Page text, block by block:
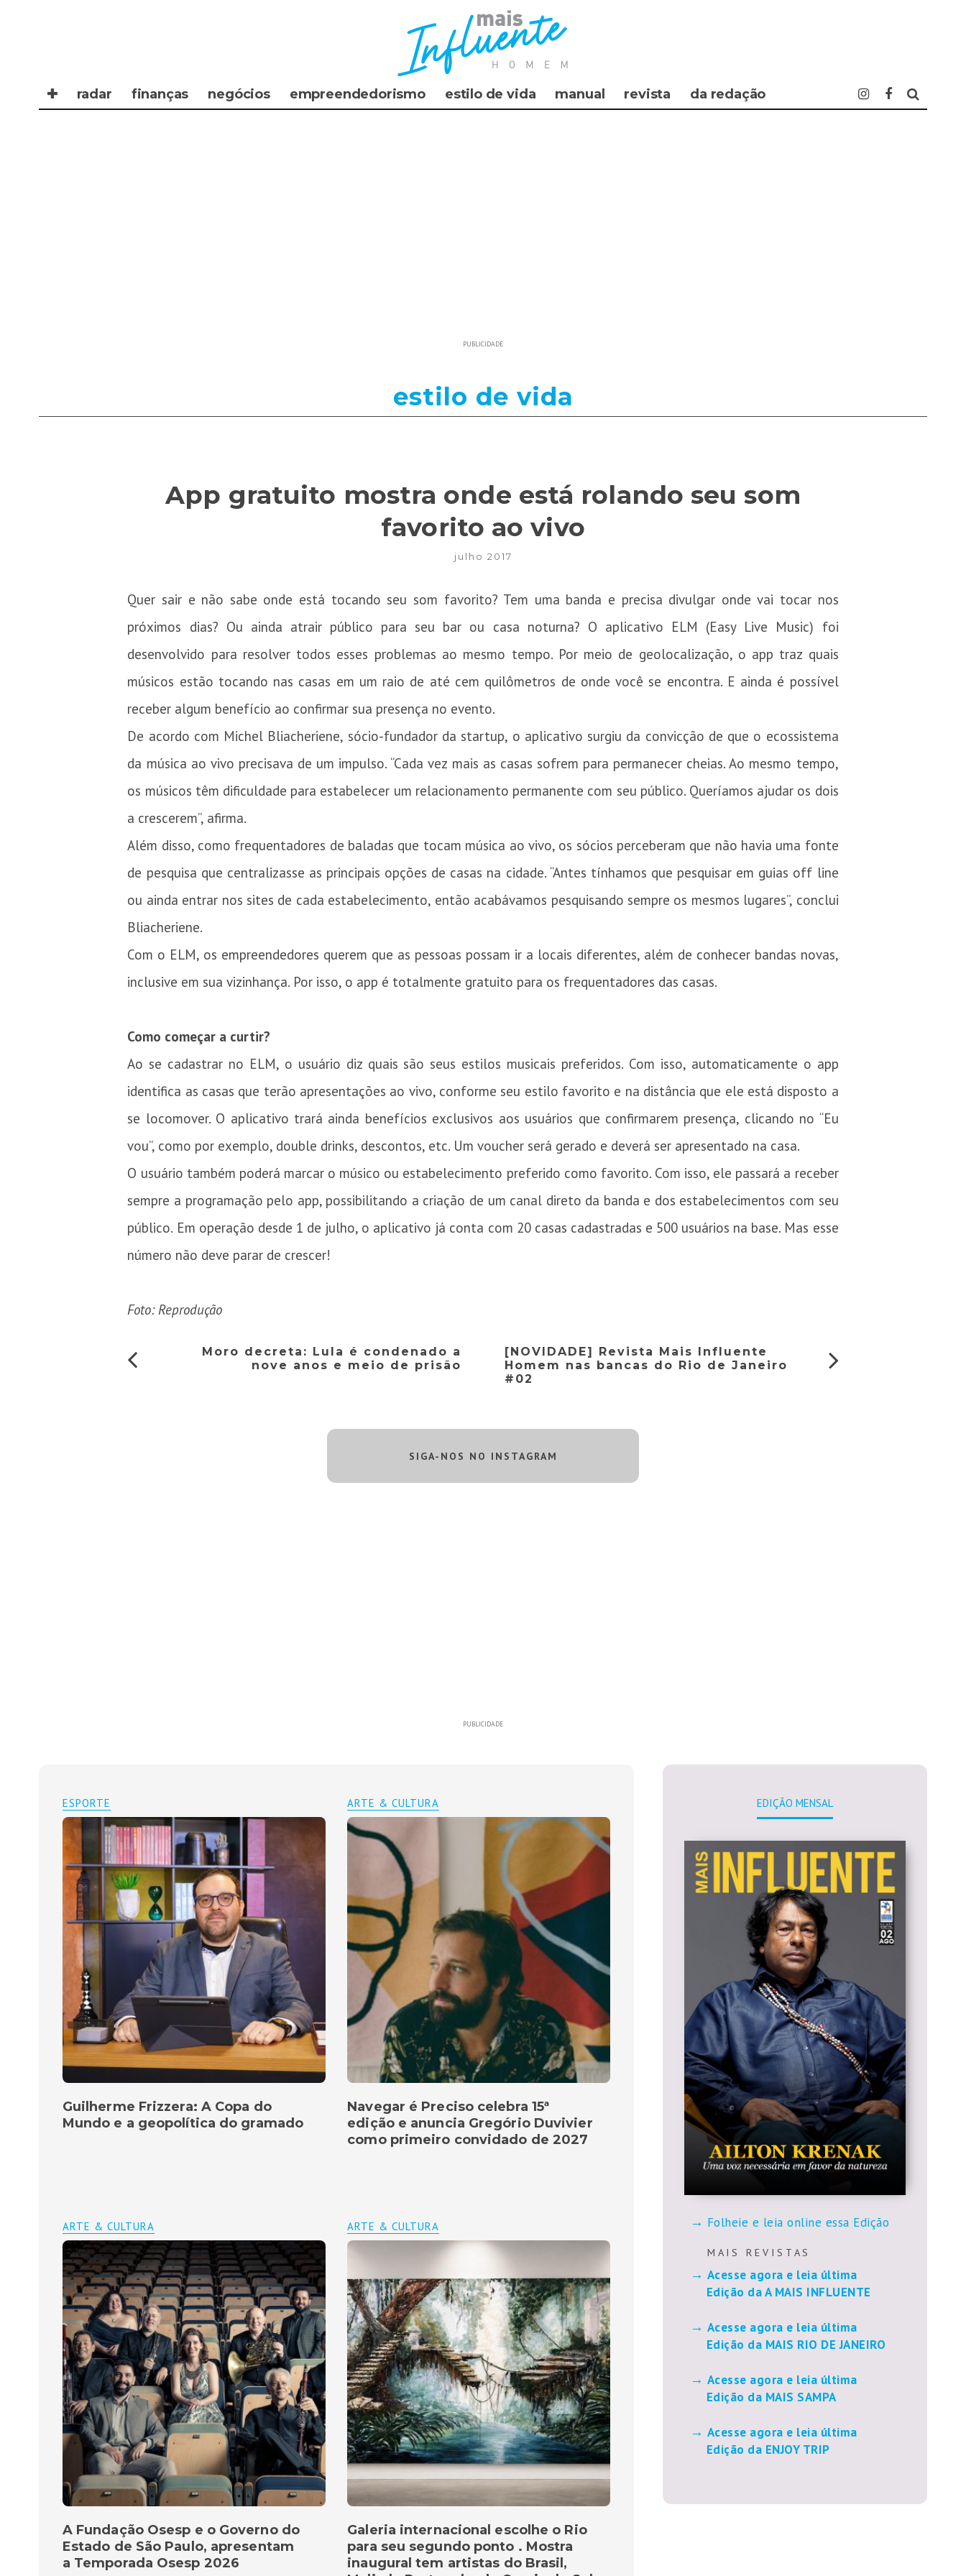
✚ radar finanças negócios empreendedorismo estilo de vida manual revista da redação
PUBLICIDADE
estilo de vida
App gratuito mostra onde está rolando seu som
favorito ao vivo
julho 2017
Quer sair e não sabe onde está tocando seu som favorito? Tem uma banda e precisa divulgar onde vai tocar nos
próximos dias? Ou ainda atrair público para seu bar ou casa noturna? O aplicativo ELM (Easy Live Music) foi
desenvolvido para resolver todos esses problemas ao mesmo tempo. Por meio de geolocalização, o app traz quais
músicos estão tocando nas casas em um raio de até cem quilômetros de onde você se encontra. E ainda é possível
receber algum benefício ao confirmar sua presença no evento.
De acordo com Michel Bliacheriene, sócio-fundador da startup, o aplicativo surgiu da convicção de que o ecossistema
da música ao vivo precisava de um impulso. “Cada vez mais as casas sofrem para permanecer cheias. Ao mesmo tempo,
os músicos têm dificuldade para estabelecer um relacionamento permanente com seu público. Queríamos ajudar os dois
a crescerem”, afirma.
Além disso, como frequentadores de baladas que tocam música ao vivo, os sócios perceberam que não havia uma fonte
de pesquisa que centralizasse as principais opções de casas na cidade. “Antes tínhamos que pesquisar em guias off line
ou ainda entrar nos sites de cada estabelecimento, então acabávamos pesquisando sempre os mesmos lugares”, conclui
Bliacheriene.
Com o ELM, os empreendedores querem que as pessoas possam ir a locais diferentes, além de conhecer bandas novas,
inclusive em sua vizinhança. Por isso, o app é totalmente gratuito para os frequentadores das casas.
Como começar a curtir?
Ao se cadastrar no ELM, o usuário diz quais são seus estilos musicais preferidos. Com isso, automaticamente o app
identifica as casas que terão apresentações ao vivo, conforme seu estilo favorito e na distância que ele está disposto a
se locomover. O aplicativo trará ainda benefícios exclusivos aos usuários que confirmarem presença, clicando no “Eu
vou”, como por exemplo, double drinks, descontos, etc. Um voucher será gerado e deverá ser apresentado na casa.
O usuário também poderá marcar o músico ou estabelecimento preferido como favorito. Com isso, ele passará a receber
sempre a programação pelo app, possibilitando a criação de um canal direto da banda e dos estabelecimentos com seu
público. Em operação desde 1 de julho, o aplicativo já conta com 20 casas cadastradas e 500 usuários na base. Mas esse
número não deve parar de crescer!
Foto: Reprodução
Moro decreta: Lula é condenado a
nove anos e meio de prisão
[NOVIDADE] Revista Mais Influente
Homem nas bancas do Rio de Janeiro
#02
SIGA-NOS NO INSTAGRAM
PUBLICIDADE
ARTE & CULTURA
Navegar é Preciso celebra 15ª
edição e anuncia Gregório Duvivier
como primeiro convidado de 2027
ESPORTE
Guilherme Frizzera: A Copa do
Mundo e a geopolítica do gramado
ARTE & CULTURA
Galeria internacional escolhe o Rio
para seu segundo ponto . Mostra
inaugural tem artistas do Brasil,
ARTE & CULTURA
A Fundação Osesp e o Governo do
Estado de São Paulo, apresentam
a Temporada Osesp 2026
EDIÇÃO MENSAL
Folheie e leia online essa Edição
M A I S R E V I S T A S
Acesse agora e leia última
Edição da A MAIS INFLUENTE
Acesse agora e leia última
Edição da MAIS RIO DE JANEIRO
Acesse agora e leia última
Edição da MAIS SAMPA
Acesse agora e leia última
Edição da ENJOY TRIP